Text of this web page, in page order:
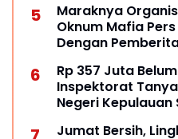
Maraknya
Oknum Mafia
Dengan
Bertindak
Rp 357 Juta
Inspektorat
Negeri Kepulauan
Jumat Bersih,